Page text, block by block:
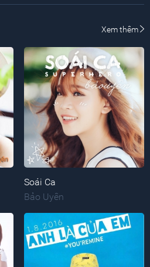
Xem thêm
Soái Ca
Bảo Uyên